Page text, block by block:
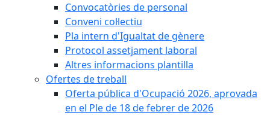
Convocatòries de personal
Conveni col·lectiu
Pla intern d'Igualtat de gènere
Protocol assetjament laboral
Altres informacions plantilla
Ofertes de treball
Oferta pública d'Ocupació 2026, aprovada
en el Ple de 18 de febrer de 2026